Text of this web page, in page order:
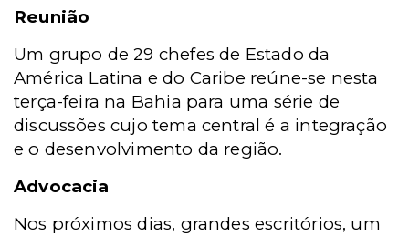
Reunião
Um grupo de 29 chefes de Estado da
América Latina e do Caribe reúne-se nesta
terça-feira na Bahia para uma série de
discussões cujo tema central é a integração
e o desenvolvimento da região.
Advocacia
Nos próximos dias, grandes escritórios, um